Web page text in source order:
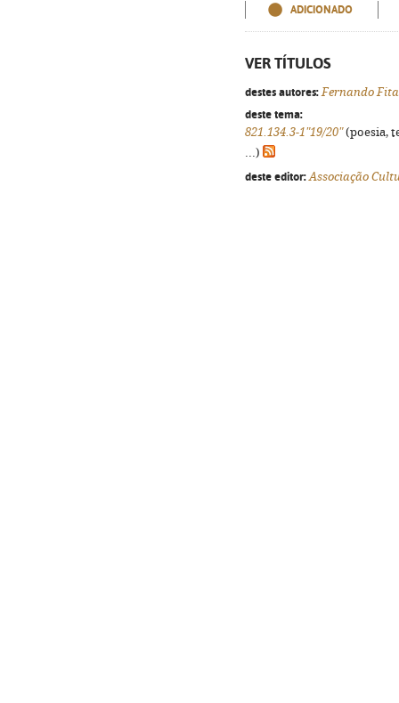
ADICIONADO
VER TÍTULOS
destes autores: Fernando
deste tema:
821.134.3-1"19/20"(poesia,
...)
deste editor: Associação